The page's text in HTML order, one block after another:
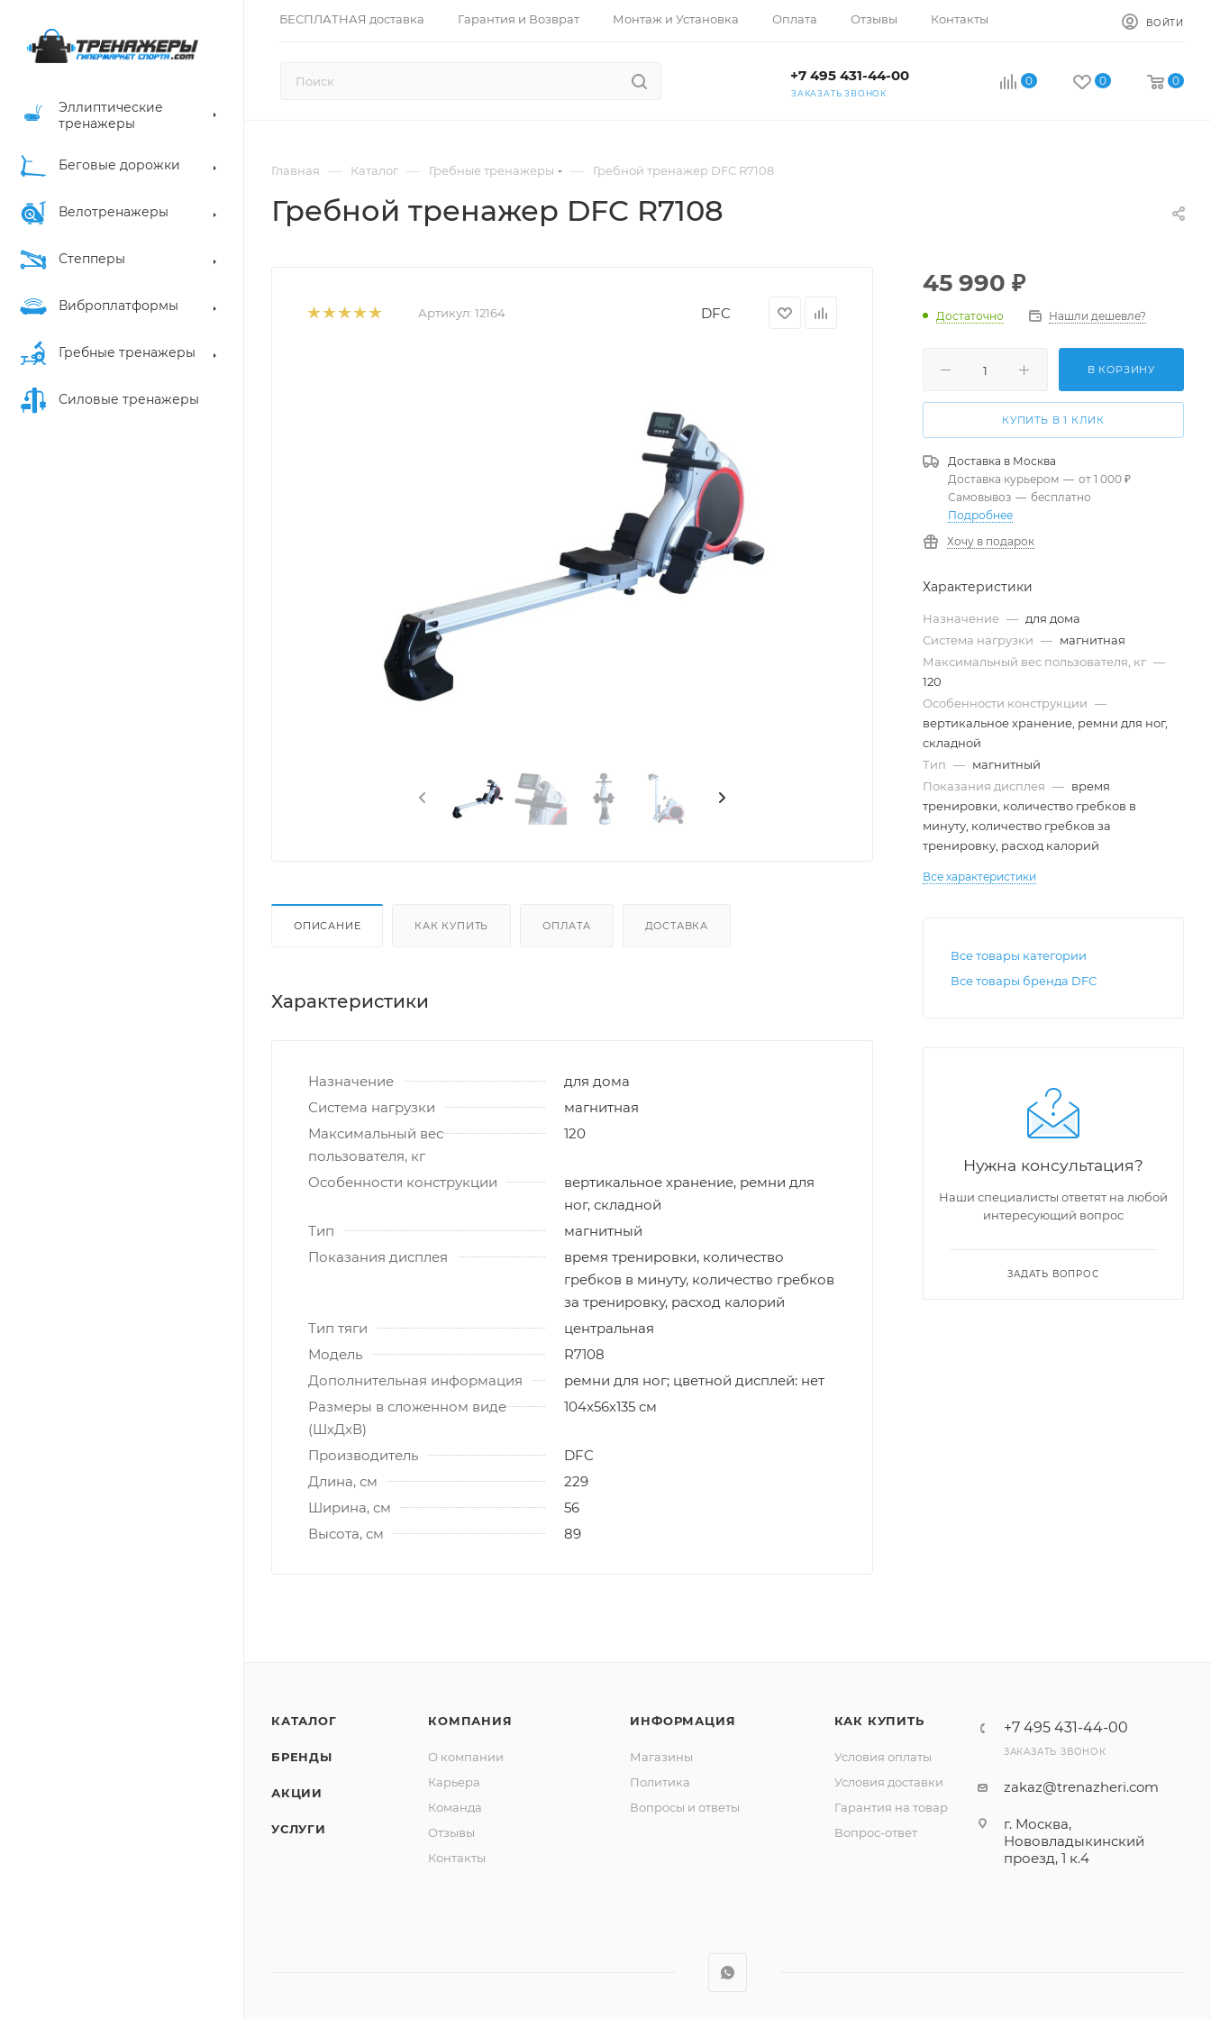
БЕСПЛАТНАЯ доставка Гарантия и Возврат Монтаж и Установка Оплата Отзывы Контакты ВОЙТИ
+7 495 431-44-00
ЗАКАЗАТЬ ЗВОНОК
0 0 0
Эллиптические
тренажеры
Беговые дорожки
Велотренажеры
Степперы
Виброплатформы
Гребные тренажеры
Силовые тренажеры
Главная — Каталог — Гребные тренажеры — Гребной тренажер DFC R7108
Гребной тренажер DFC R7108
Артикул: 12164 DFC
ОПИСАНИЕ КАК КУПИТЬ ОПЛАТА ДОСТАВКА
Характеристики
Назначение
для дома
Система нагрузки
магнитная
Максимальный вес
пользователя, кг
120
Особенности конструкции
вертикальное хранение, ремни для
ног, складной
Тип
магнитный
Показания дисплея
время тренировки, количество
гребков в минуту, количество гребков
за тренировку, расход калорий
Тип тяги
центральная
Модель
R7108
Дополнительная информация
ремни для ног; цветной дисплей: нет
Размеры в сложенном виде
(ШxДxВ)
104х56х135 см
Производитель
DFC
Длина, см
229
Ширина, см
56
Высота, см
89
45 990 ₽
Достаточно Нашли дешевле?
В КОРЗИНУ
КУПИТЬ В 1 КЛИК
Доставка в Москва
Доставка курьером — от 1 000 ₽
Самовывоз — бесплатно
Подробнее
Хочу в подарок
Характеристики
Назначение — для дома
Система нагрузки — магнитная
Максимальный вес пользователя, кг —
120
Особенности конструкции —
вертикальное хранение, ремни для ног,
складной
Тип — магнитный
Показания дисплея — время
тренировки, количество гребков в
минуту, количество гребков за
тренировку, расход калорий
Все характеристики
Все товары категории
Все товары бренда DFC
Нужна консультация?
Наши специалисты ответят на любой
интересующий вопрос
ЗАДАТЬ ВОПРОС
КАТАЛОГ
БРЕНДЫ
АКЦИИ
УСЛУГИ
КОМПАНИЯ
О компании
Карьера
Команда
Отзывы
Контакты
ИНФОРМАЦИЯ
Магазины
Политика
Вопросы и ответы
КАК КУПИТЬ
Условия оплаты
Условия доставки
Гарантия на товар
Вопрос-ответ
+7 495 431-44-00
ЗАКАЗАТЬ ЗВОНОК
zakaz@trenazheri.com
г. Москва,
Нововладыкинский
проезд, 1 к.4